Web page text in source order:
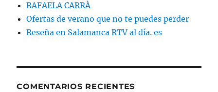
RAFAELA CARRÀ
Ofertas de verano que no te puedes perder
Reseña en Salamanca RTV al día. es
COMENTARIOS RECIENTES